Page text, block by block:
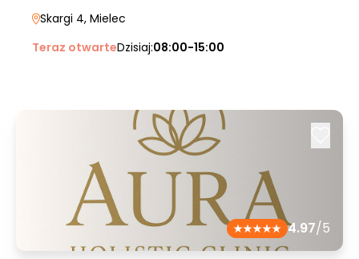
Skargi 4, Mielec
Teraz otwarteDzisiaj:08:00-15:00
4.97/5